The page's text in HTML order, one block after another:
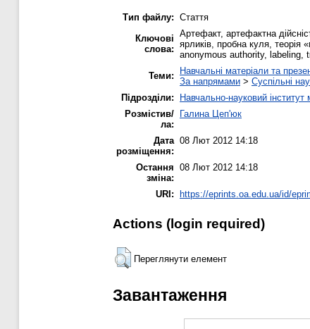
Тип файлу: Стаття
Ключові
слова:
Aртефакт, артефактна
ярликів, пробна куля,
anonymous authority, labeling,
Теми:
Навчальні матеріали та
За напрямами > Суспільні
Підрозділи:
Навчально-науковий інститут
Розмістив/
ла:
Галина Цеп'юк
Дата
розміщення:
08 Лют 2012 14:18
Остання
зміна:
08 Лют 2012 14:18
URI: https://eprints.oa.edu.ua/id/
Actions (login required)
Переглянути елемент
Завантаження